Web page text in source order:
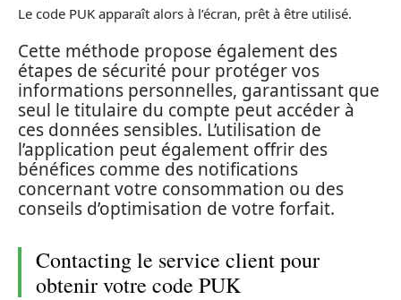
Le code PUK apparaît alors à l’écran, prêt à être utilisé.
Cette méthode propose également des
étapes de sécurité pour protéger vos
informations personnelles, garantissant que
seul le titulaire du compte peut accéder à
ces données sensibles. L’utilisation de
l’application peut également offrir des
bénéfices comme des notifications
concernant votre consommation ou des
conseils d’optimisation de votre forfait.
Contacting le service client pour
obtenir votre code PUK